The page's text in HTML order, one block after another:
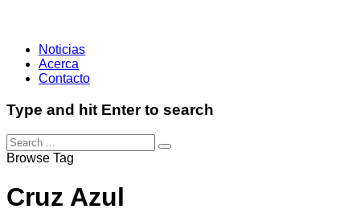
Noticias
Acerca
Contacto
Type and hit Enter to search
Browse Tag
Cruz Azul